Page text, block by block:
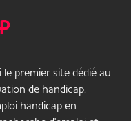
premier site dédié au
de handicap.
handicap en